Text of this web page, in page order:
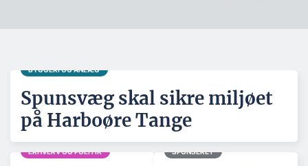
BYGGERI OG ANLÆG
Spunsvæg skal sikre miljøet
på Harboøre Tange
ERHVERV OG POLITIK SPONSERET